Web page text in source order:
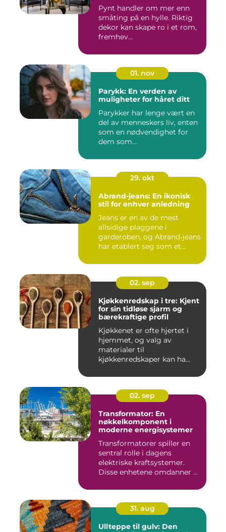
Pynt handler om mer enn
småting på en hylle. Riktig
dekor kan skape ro i et rom,
fremhev...
01. nov
Parykk: En verden av
muligheter for håret ditt
Parykker har lenge vært en
del av menneskers liv, enten
som en nødvendighet for
dem som...
29. okt
Abrand-jeans: En ikonisk
stil for enhver anledning
Jeans er en av de mest
allsidige plaggene i
garderoben, og Abrand-jeans
har etablert seg som et
02. sep
Kjøkkenredskap i tre: Kjent
for sin tidløse sjarm og
bærekraftige profil
Kjøkkenet er ofte hjertet i
hjemmet, og valg av
materialer til
kjøkkenredskaper kan ha...
02. sep
Transformator: En
nøkkelkomponent i
moderne energisystemer
Transformatorer spiller en
sentral rolle i dagens
elektriske kraftsystemer.
Disse enhetene omdanner ...
31. aug
Ullteppe til gulv: Den